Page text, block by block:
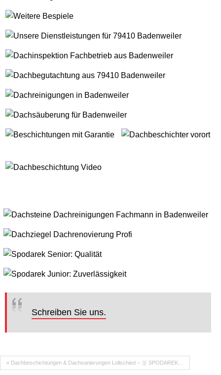
Schreiben Sie uns.
« Dachbeschichtungen & Dachsanierungen Lollschied – 🥇 SPODAREK…